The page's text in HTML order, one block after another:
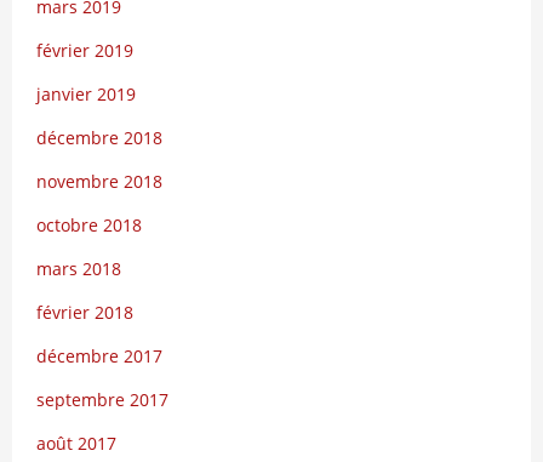
mars 2019
février 2019
janvier 2019
décembre 2018
novembre 2018
octobre 2018
mars 2018
février 2018
décembre 2017
septembre 2017
août 2017